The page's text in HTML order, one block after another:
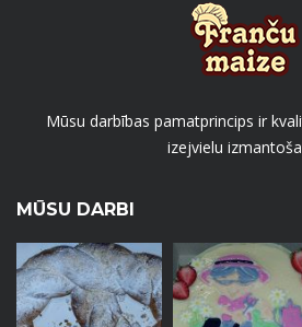
Mūsu darbības pamatprincips ir
izejvielu
MŪSU DARBI